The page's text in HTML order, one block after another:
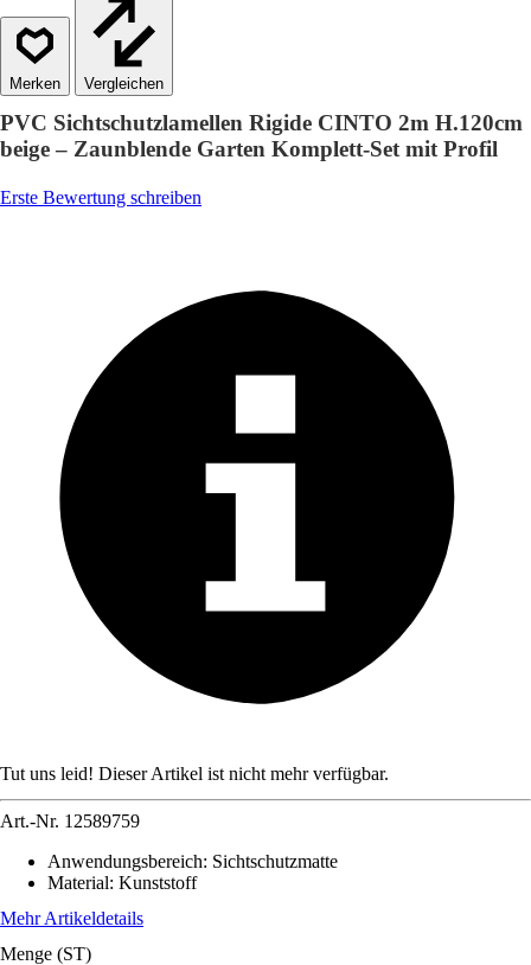
Vergleichen
PVC Sichtschutzlamellen Rigide CINTO 2m H.120cm
beige – Zaunblende Garten Komplett-Set mit Profil
Erste Bewertung schreiben
Tut uns leid! Dieser Artikel ist nicht mehr verfügbar.
Art.-Nr. 12589759
Anwendungsbereich: Sichtschutzmatte
Material: Kunststoff
Mehr Artikeldetails
Menge (ST)